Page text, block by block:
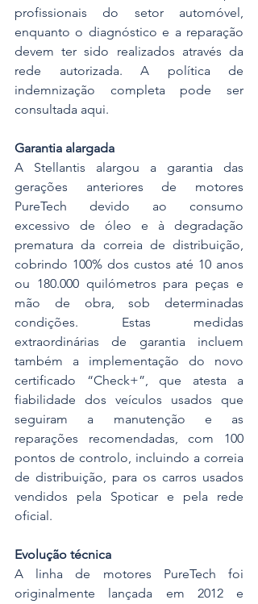
profissionais do setor automóvel,
enquanto o diagnóstico e a reparação
devem ter sido realizados através da
rede autorizada. A política de
indemnização completa pode ser
consultada aqui.
Garantia alargada
A Stellantis alargou a garantia das
gerações anteriores de motores
PureTech devido ao consumo
excessivo de óleo e à degradação
prematura da correia de distribuição,
cobrindo 100% dos custos até 10 anos
ou 180.000 quilómetros para peças e
mão de obra, sob determinadas
condições. Estas medidas
extraordinárias de garantia incluem
também a implementação do novo
certificado “Check+”, que atesta a
fiabilidade dos veículos usados que
seguiram a manutenção e as
reparações recomendadas, com 100
pontos de controlo, incluindo a correia
de distribuição, para os carros usados
vendidos pela Spoticar e pela rede
oficial.
Evolução técnica
A linha de motores PureTech foi
originalmente lançada em 2012 e